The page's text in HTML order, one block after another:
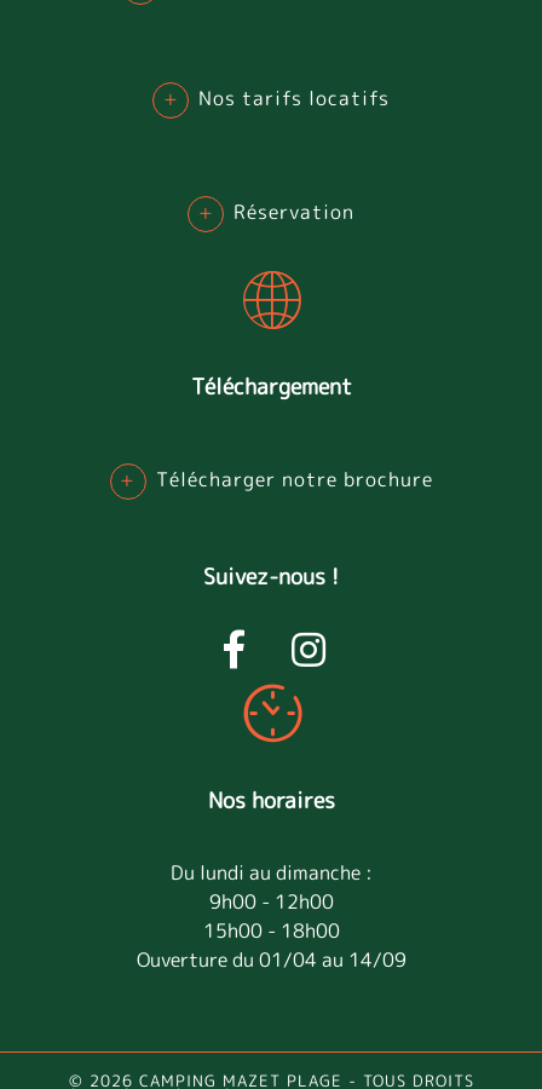
+ Nos tarifs locatifs
+ Réservation
Téléchargement
+ Télécharger notre brochure
Suivez-nous !
Nos horaires
Du lundi au dimanche :
9h00 - 12h00
15h00 - 18h00
Ouverture du 01/04 au 14/09
© 2026 CAMPING MAZET PLAGE - TOUS DROITS